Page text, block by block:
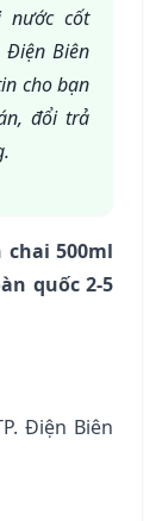
nước cốt
Biên
cho bạn
đổi trả
500ml
quốc 2-5
Điện Biên